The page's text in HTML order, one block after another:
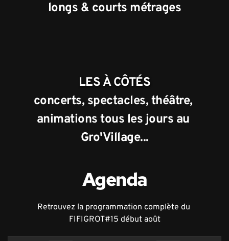
longs & courts métrages
LES À CÔTÉS
concerts, spectacles, théâtre,
animations tous les jours au
Gro'Village...
Agenda
Retrouvez la programmation complète du
FIFIGROT#15 début août